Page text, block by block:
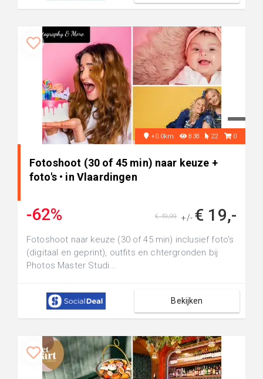
+0.0km 838 22 0
Fotoshoot (30 of 45 min) naar keuze +
foto's • in Vlaardingen
-62% +/- € 19,-
€ 49,99
Fotoshoot naar keuze (30 of 45 min) inclusief foto's
(digitaal en geprint), outfits en chtergronden bij
Photos Master Studi...
Bekijken